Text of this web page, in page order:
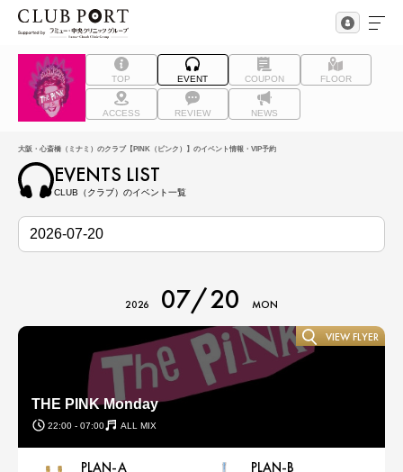
TOP EVENT COUPON FLOOR
ACCESS REVIEW NEWS
大阪・心斎橋（ミナミ）のクラブ【PINK（ピンク）】のイベント情報・VIP予約
EVENTS LIST
CLUB（クラブ）のイベント一覧
2026 07/20 MON
THE PINK Monday
22:00 - 07:00 ALL MIX
VIEW FLYER
PLAN-A PLAN-B